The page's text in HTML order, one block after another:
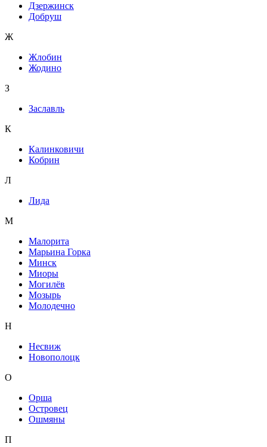
Дзержинск
Добруш
Ж
Жлобин
Жодино
З
Заславль
К
Калинковичи
Кобрин
Л
Лида
М
Малорита
Марьина Горка
Минск
Миоры
Могилёв
Мозырь
Молодечно
Н
Несвиж
Новополоцк
О
Орша
Островец
Ошмяны
П